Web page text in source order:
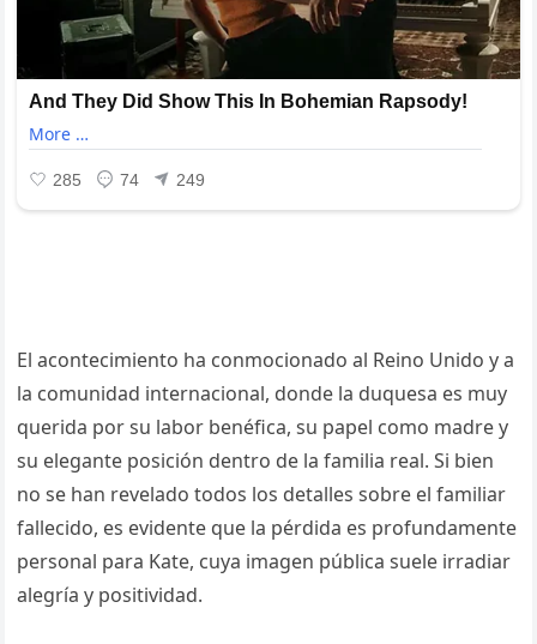
El acontecimiento ha conmocionado al Reino Unido y a
la comunidad internacional, donde la duquesa es muy
querida por su labor benéfica, su papel como madre y
su elegante posición dentro de la familia real. Si bien
no se han revelado todos los detalles sobre el familiar
fallecido, es evidente que la pérdida es profundamente
personal para Kate, cuya imagen pública suele irradiar
alegría y positividad.